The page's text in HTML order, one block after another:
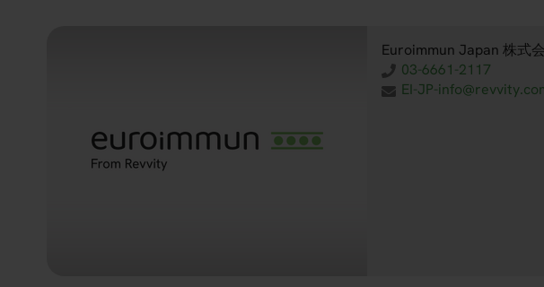
Euroimmun Japan 株式
03-6661-2117
EI-JP-